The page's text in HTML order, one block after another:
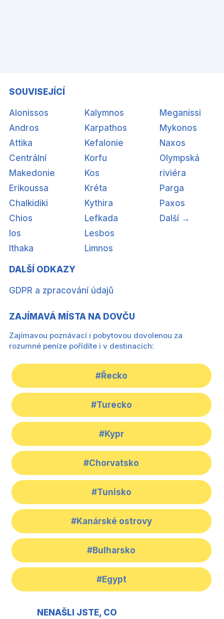
SOUVISEJÍCÍ
Alonissos
Andros
Attika
Centrální
Makedonie
Erikoussa
Chalkidiki
Chios
Ios
Ithaka
Kalymnos
Karpathos
Kefalonie
Korfu
Kos
Kréta
Kythira
Lefkada
Lesbos
Limnos
Meganissi
Mykonos
Naxos
Olympská
riviéra
Parga
Paxos
Další →
DALŠÍ ODKAZY
GDPR a zpracování údajů
ZAJÍMAVÁ MÍSTA NA DOVČU
Zajímavou poznávací i pobytovou dovolenou za
rozumné peníze pořídíte i v destinacích:
#Řecko
#Turecko
#Kypr
#Chorvatsko
#Tunisko
#Kanárské ostrovy
#Bulharsko
#Egypt
NENAŠLI JSTE, CO